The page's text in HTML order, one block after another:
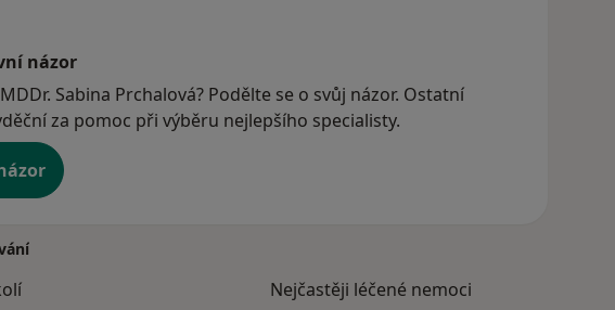
názor
Sabina Prchalová? Podělte se o svůj názor. Ostatní
za pomoc při výběru nejlepšího specialisty.
Nejčastěji léčené nemoci